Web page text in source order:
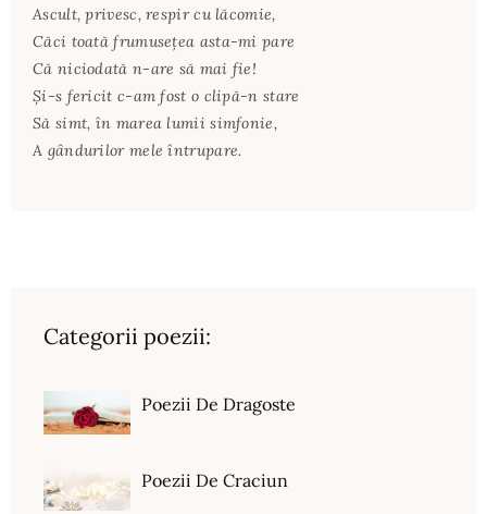
Ascult, privesc, respir cu lăcomie,
Căci toată frumuseţea asta-mi pare
Că niciodată n-are să mai fie!
Şi-s fericit c-am fost o clipă-n stare
Să simt, în marea lumii simfonie,
A gândurilor mele întrupare.
Categorii poezii:
Poezii De Dragoste
Poezii De Craciun